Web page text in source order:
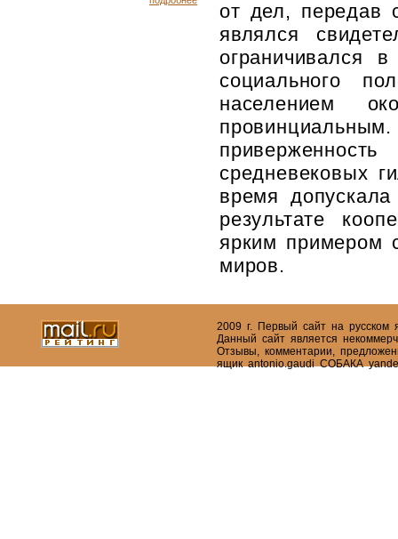
от дел, передав
являлся
ограничивался
социального
населением
средневековых
время
результате
ярким примером
миров.
2009 г. Первый сайт на русском
Данный сайт является
Отзывы, комментарии,
ящик antonio.gaudi СОБАКА